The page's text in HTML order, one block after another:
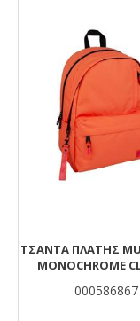
ΤΣΆΝΤΑ ΠΛΆΤΗΣ
MONOCHROME
ΚΕΝΤΡΙΚΈΣ
000586867